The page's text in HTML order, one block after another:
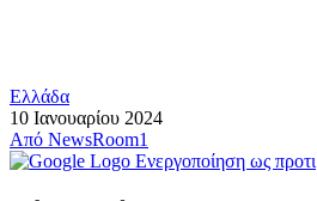
Ελλάδα
10 Ιανουαρίου 2024
Από NewsRoom1
Ενεργοποίηση ως